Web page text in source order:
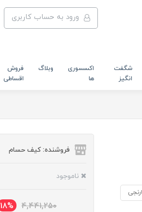
ورود به حساب کاربری
شگفت
انگیز
اکسسوری
ها
وبلاگ
فروش
اقساطی
فروشنده: کیف حسام
ناموجود
4,441,250
18%